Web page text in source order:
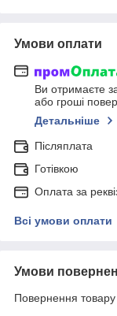
Умови оплати
Ви отримаєте
або гроші
Детальніше
Післяплата
Готівкою
Оплата за
Всі умови оплати
Умови
Повернення